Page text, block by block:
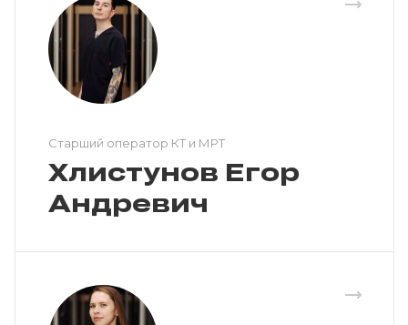
Cтарший оператор КТ и МРТ
Хлистунов Егор
Андревич